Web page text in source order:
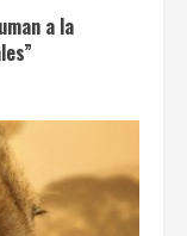
a la